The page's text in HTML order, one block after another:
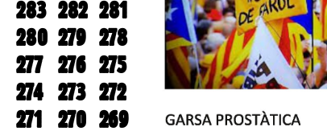
283 282 281
280 279 278
277 276 275
274 273 272
271 270 269